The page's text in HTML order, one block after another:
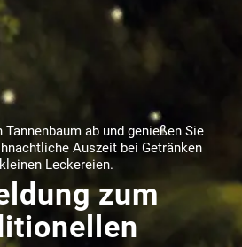
ab und genießen Sie
Auszeit bei Getränken
Leckereien.
zum